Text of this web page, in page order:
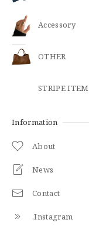
​Accessory
OTHER
STRIPE ITEM
Information
About
News
Contact
.Instagram